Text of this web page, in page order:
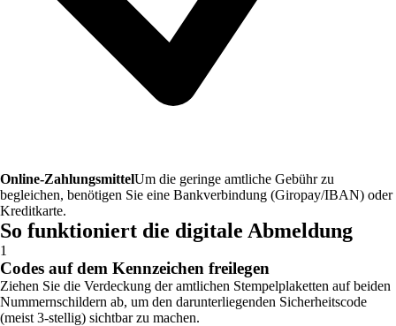
Online-ZahlungsmittelUm die geringe amtliche Gebühr zu
begleichen, benötigen Sie eine Bankverbindung (Giropay/IBAN) oder
Kreditkarte.
So funktioniert die digitale Abmeldung
1
Codes auf dem Kennzeichen freilegen
Ziehen Sie die Verdeckung der amtlichen Stempelplaketten auf beiden
Nummernschildern ab, um den darunterliegenden Sicherheitscode
(meist 3-stellig) sichtbar zu machen.